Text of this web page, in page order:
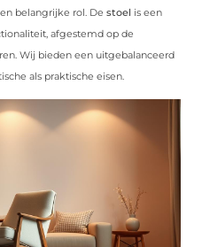
belangrijke rol. De stoel is een
afgestemd op de
Wij bieden een uitgebalanceerd
als praktische eisen.